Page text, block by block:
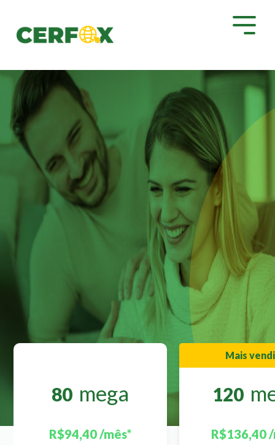
80 mega
R$94,40 /mês*
Mais
120
R$136,40